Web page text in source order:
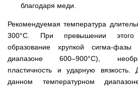
благодаря меди.
Рекомендуемая температура
300°C. При превышении этого
образование хрупкой сигма-
диапазоне 600–900°C),
пластичность и ударную
данном температурном